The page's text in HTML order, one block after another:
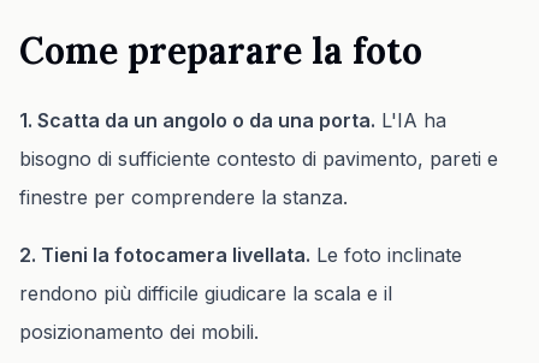
Come preparare la foto
1. Scatta da un angolo o da una porta. L'IA ha
bisogno di sufficiente contesto di pavimento, pareti e
finestre per comprendere la stanza.
2. Tieni la fotocamera livellata. Le foto inclinate
rendono più difficile giudicare la scala e il
posizionamento dei mobili.